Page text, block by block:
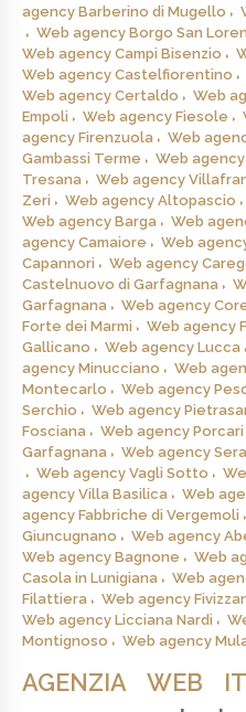
agency Barberino di Mugello
Web agency Borgo San
Web agency Campi Bisenzio
Web agency Castelfiorentino
Web agency Certaldo
Web
Empoli
Web agency Fiesole
agency Firenzuola
Web
Gambassi Terme
Web
Tresana
Web agency
Zeri
Web agency Altopascio
Web agency Barga
Web
agency Camaiore
Web
Capannori
Web agency
Castelnuovo di Garfagnana
Garfagnana
Web agency
Forte dei Marmi
Web agency
Gallicano
Web agency Lucca
agency Minucciano
Web
Montecarlo
Web agency
Serchio
Web agency
Fosciana
Web agency Porcari
Garfagnana
Web agency
Web agency Vagli Sotto
agency Villa Basilica
Web
agency Fabbriche di Vergemoli
Giuncugnano
Web agency
Web agency Bagnone
Web
Casola in Lunigiana
Web
Filattiera
Web agency
Web agency Licciana Nardi
Montignoso
Web agency
AGENZIA WEB